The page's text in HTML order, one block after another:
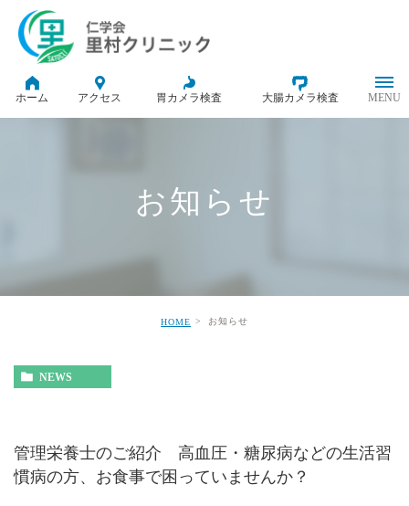
ホーム アクセス 胃カメラ検査 大腸カメラ検査
お知らせ
HOME お知らせ
NEWS
管理栄養士のご紹介 高血圧・糖尿病などの生活習
慣病の方、お食事で困っていませんか？